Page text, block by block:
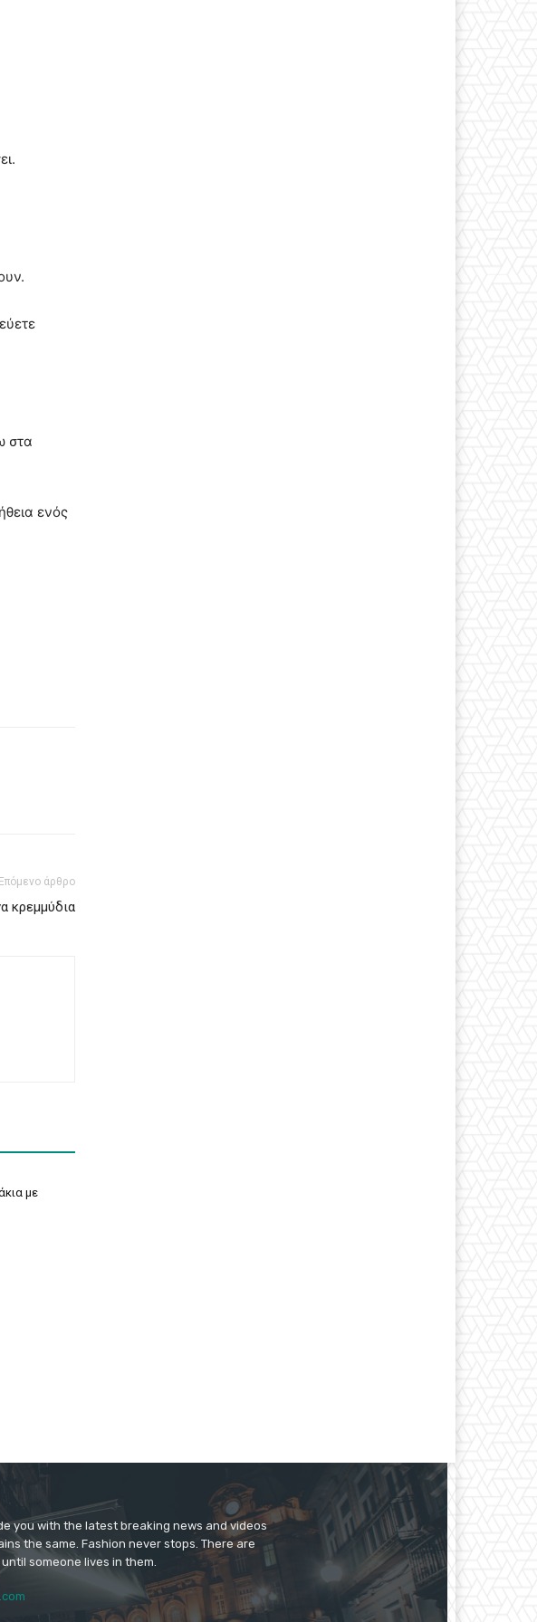
στα
ενός
Επόμενο άρθρο
κρεμμύδια
με
you with the latest breaking news and videos
the same. Fashion never stops. There are
someone lives in them.